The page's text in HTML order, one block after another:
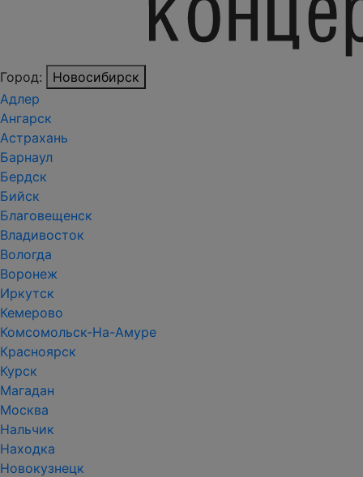
Город:
Новосибирск
Адлер
Ангарск
Астрахань
Барнаул
Бердск
Бийск
Благовещенск
Владивосток
Вологда
Воронеж
Иркутск
Кемерово
Комсомольск-На-Амуре
Красноярск
Курск
Магадан
Москва
Нальчик
Находка
Новокузнецк